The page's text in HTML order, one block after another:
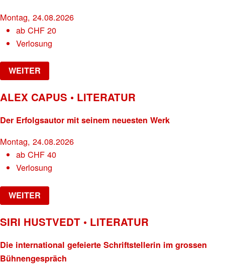
Montag, 24.08.2026
abCHF 20
Verlosung
WEITER
ALEX CAPUS • LITERATUR
Der Erfolgsautor mit seinem neuesten Werk
Montag, 24.08.2026
abCHF 40
Verlosung
WEITER
SIRI HUSTVEDT • LITERATUR
Die international gefeierte Schriftstellerin im grossen
Bühnengespräch